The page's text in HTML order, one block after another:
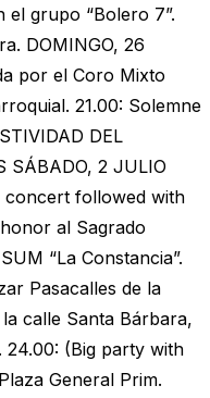
el grupo “Bolero 7”.
DOMINGO, 26
por el Coro Mixto
21.00: Solemne
DEL
SÁBADO, 2 JULIO
concert followed with
al Sagrado
“La Constancia”.
Pasacalles de la
calle Santa Bárbara,
24.00: (Big party with
General Prim.